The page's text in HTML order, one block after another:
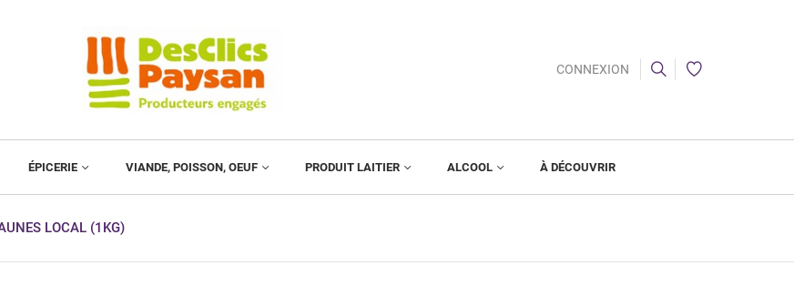
CONNEXION
ÉPICERIE VIANDE, POISSON, OEUF PRODUIT LAITIER ALCOOL À DÉCOUVRIR
LOCAL (1KG)